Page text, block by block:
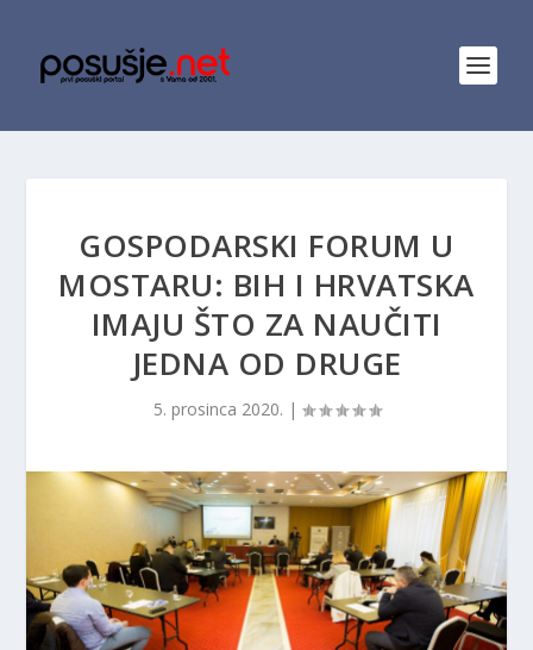
GOSPODARSKI FORUM U
MOSTARU: BIH I HRVATSKA
IMAJU ŠTO ZA NAUČITI
JEDNA OD DRUGE
5. prosinca 2020. |